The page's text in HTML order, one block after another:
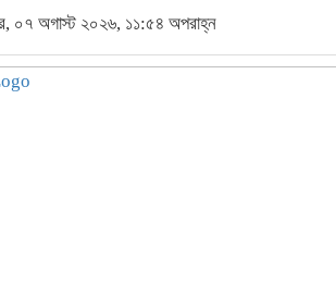
০৭ অগাস্ট ২০২৬, ১১:৫৪ অপরাহ্ন